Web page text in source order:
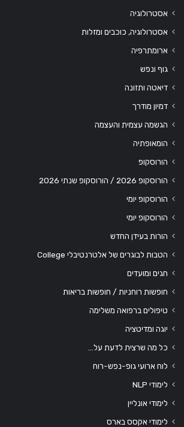
אסטרולוגיה
אסטרולוגיה, כוכבים ומזלות
ארומתרפיה
גוף ונפש
דיאטה ותזונה
דמיון מודרך
הגשמה עצמית והעצמה
הומאופתיה
הורוסקופ
הורוסקופ 2026 / הורוסקופ שנתי 2026
הורוסקופ יומי
הורוסקופ יומי
הורות בעידן החדש
הטבות לבוגרים של אלטרנטיבלי College
חגים ומועדים
חופשות רוחניות / חופשות בריאות
טיפולים ברפואה משלימה
יוגה ומדיטציה
כל מה שרצית לדעת על…
לוח ארועי גופ-נפש-רוח
לימודי NLP
לימודי אונליין
לימודי אקסס בארס